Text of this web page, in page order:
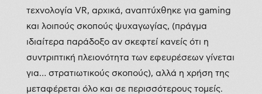
τεχνολογία VR, αρχικά, αναπτύχθηκε για gaming
και λοιπούς σκοπούς ψυχαγωγίας, (πράγμα
ιδιαίτερα παράδοξο αν σκεφτεί κανείς ότι η
συντριπτική πλειονότητα των εφευρέσεων γίνεται
για… στρατιωτικούς σκοπούς), αλλά η χρήση της
μεταφέρεται όλο και σε περισσότερους τομείς.